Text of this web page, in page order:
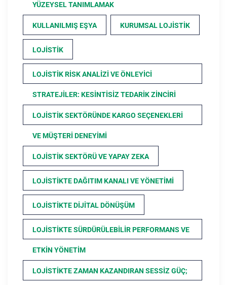
YÜZEYSEL TANIMLAMAK
KULLANILMIŞ EŞYA KURUMSAL LOJISTIK
LOJISTIK
LOJISTIK RISK ANALIZI VE ÖNLEYICI
STRATEJILER: KESINTISIZ TEDARIK ZINCIRI
LOJISTIK SEKTÖRÜNDE KARGO SEÇENEKLERI
VE MÜŞTERI DENEYIMI
LOJISTIK SEKTÖRÜ VE YAPAY ZEKA
LOJISTIKTE DAĞITIM KANALI VE YÖNETIMI
LOJISTIKTE DIJITAL DÖNÜŞÜM
LOJISTIKTE SÜRDÜRÜLEBILIR PERFORMANS VE
ETKIN YÖNETIM
LOJISTIKTE ZAMAN KAZANDIRAN SESSIZ GÜÇ;